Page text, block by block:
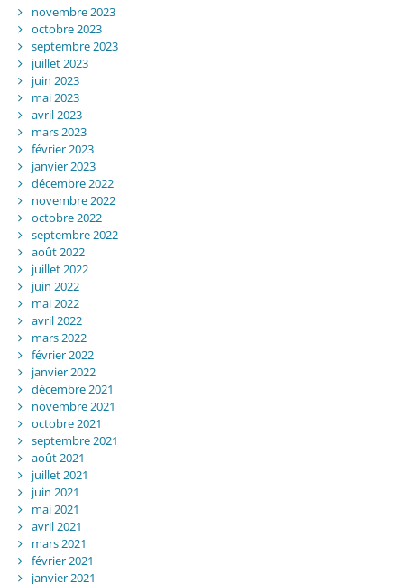
novembre 2023
octobre 2023
septembre 2023
juillet 2023
juin 2023
mai 2023
avril 2023
mars 2023
février 2023
janvier 2023
décembre 2022
novembre 2022
octobre 2022
septembre 2022
août 2022
juillet 2022
juin 2022
mai 2022
avril 2022
mars 2022
février 2022
janvier 2022
décembre 2021
novembre 2021
octobre 2021
septembre 2021
août 2021
juillet 2021
juin 2021
mai 2021
avril 2021
mars 2021
février 2021
janvier 2021